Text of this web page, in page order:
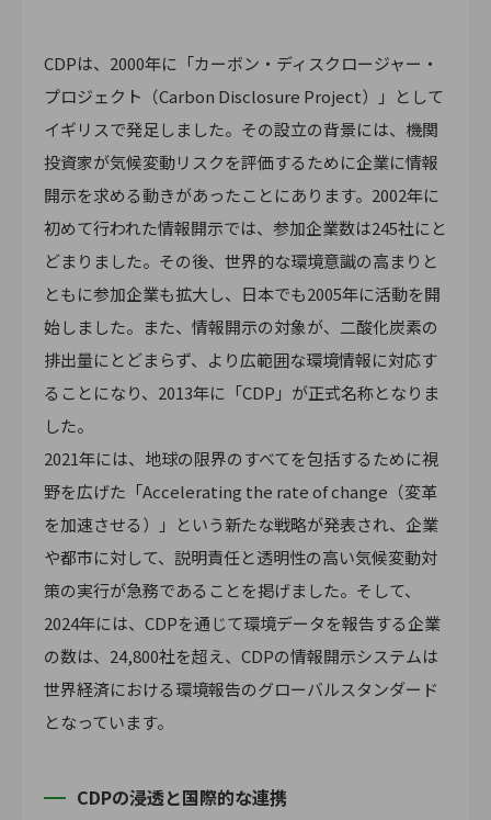
CDPは、2000年に「カーボン・ディスクロージャー・
プロジェクト（Carbon Disclosure Project）」として
イギリスで発足しました。その設立の背景には、機関
投資家が気候変動リスクを評価するために企業に情報
開示を求める動きがあったことにあります。2002年に
初めて行われた情報開示では、参加企業数は245社にと
どまりました。その後、世界的な環境意識の高まりと
ともに参加企業も拡大し、日本でも2005年に活動を開
始しました。また、情報開示の対象が、二酸化炭素の
排出量にとどまらず、より広範囲な環境情報に対応す
ることになり、2013年に「CDP」が正式名称となりま
した。
2021年には、地球の限界のすべてを包括するために視
野を広げた「Accelerating the rate of change（変革
を加速させる）」という新たな戦略が発表され、企業
や都市に対して、説明責任と透明性の高い気候変動対
策の実行が急務であることを掲げました。そして、
2024年には、CDPを通じて環境データを報告する企業
の数は、24,800社を超え、CDPの情報開示システムは
世界経済における環境報告のグローバルスタンダード
となっています。
CDPの浸透と国際的な連携